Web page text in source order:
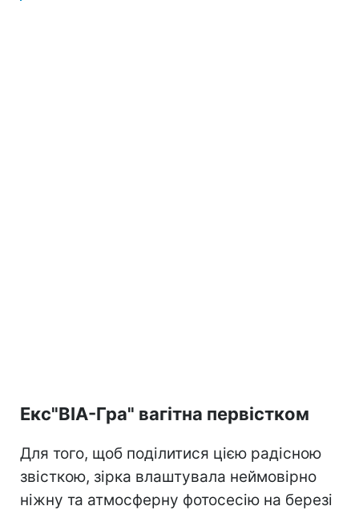
Екс"ВІА-Гра" вагітна первістком
Для того, щоб поділитися цією радісною
звісткою, зірка влаштувала неймовірно
ніжну та атмосферну фотосесію на березі